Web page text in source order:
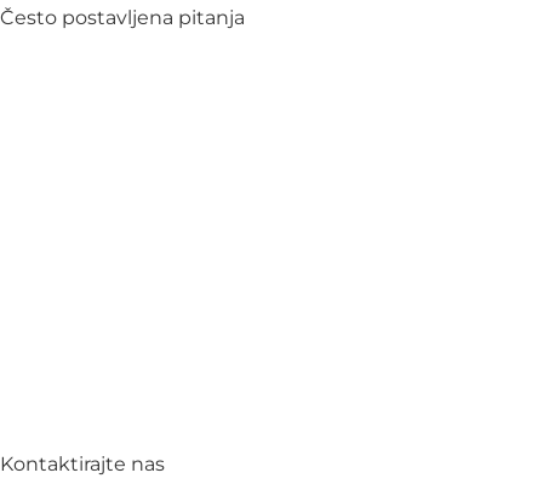
Često postavljena pitanja
Kontaktirajte nas